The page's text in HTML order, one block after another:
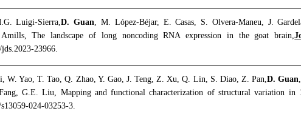
Luigi-Sierra,D. Guan , M. López-Béjar, E. Casas, S. Olvera-Maneu, J.
Amills, The landscape of long noncoding RNA expression in the goat brain,
23966.
W. Yao, T. Tao, Q. Zhao, Y. Gao, J. Teng, Z. Xu, Q. Lin, S. Diao, Z. Pan,D. Guan
G.E. Liu, Mapping and functional characterization of structural variation in
024-03253-3.